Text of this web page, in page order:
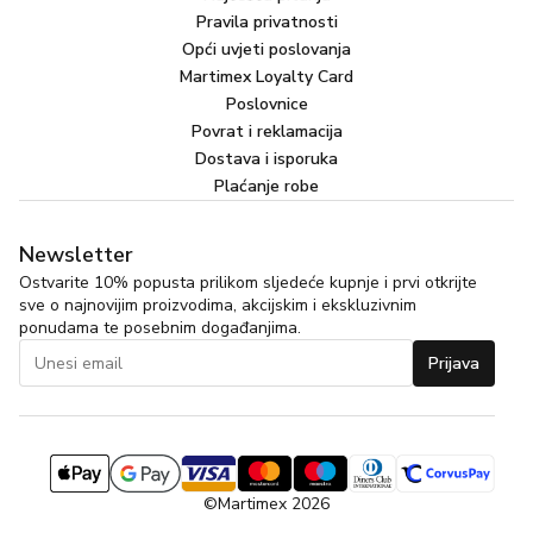
Pravila privatnosti
Opći uvjeti poslovanja
Martimex Loyalty Card
Poslovnice
Povrat i reklamacija
Dostava i isporuka
Plaćanje robe
Newsletter
Ostvarite 10% popusta prilikom sljedeće kupnje i prvi otkrijte
sve o najnovijim proizvodima, akcijskim i ekskluzivnim
ponudama te posebnim događanjima.
Prijava
©Martimex 2026